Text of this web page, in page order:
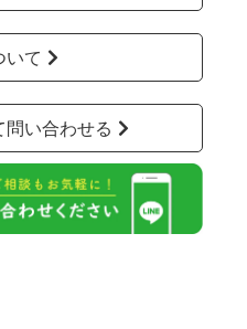
いて
問い合わせる